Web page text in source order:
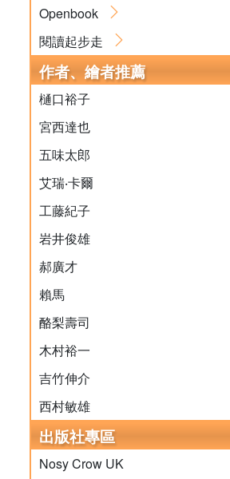
Openbook
閱讀起步走
作者、繪者推薦
樋口裕子
宮西達也
五味太郎
艾瑞‧卡爾
工藤紀子
岩井俊雄
郝廣才
賴馬
酪梨壽司
木村裕一
吉竹伸介
西村敏雄
出版社專區
Nosy Crow UK